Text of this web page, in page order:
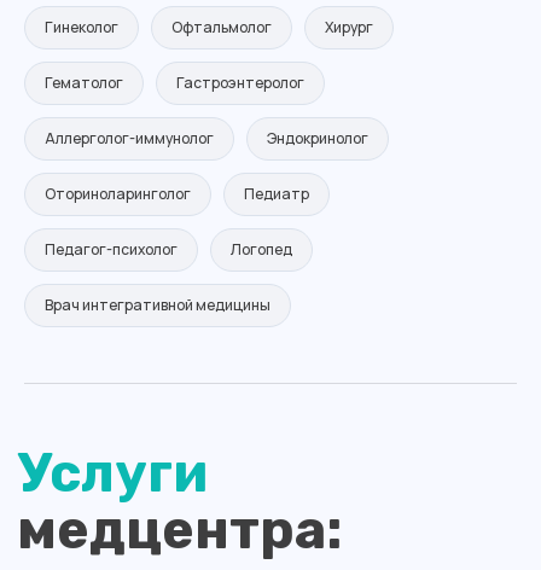
Гинеколог Офтальмолог Хирург
Гематолог Гастроэнтеролог
Аллерголог-иммунолог Эндокринолог
Оториноларинголог Педиатр
Педагог-психолог Логопед
Врач интегративной медицины
Перевязочный кабинет
Рентгенография
Ультразвуковые исследования
Видеогастродуоденоскопия
Функциональные исследования
Медкомиссии
Медкомиссии для детей и
подростков
Медкомиссии для абитуриентов